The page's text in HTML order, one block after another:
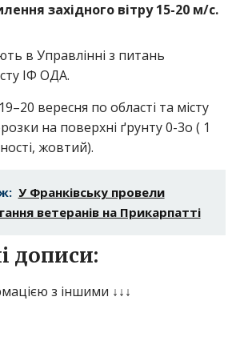
західного вітру 15-20 м/с.
в Управлінні з питань
ІФ ОДА.
вересня по області та місту
на поверхні ґрунту 0-3о ( 1
жовтий).
У Франківську провели
ветеранів на Прикарпатті
дописи:
з іншими ↓↓↓